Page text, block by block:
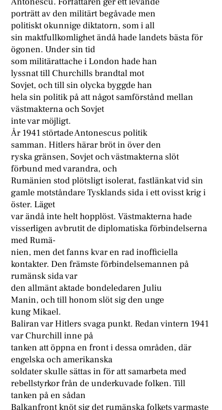
porträtt av den militärt begåvade men
politiskt okunnige diktatorn, som i all
sin maktfullkomlighet ändå hade landets bästa för
ögonen. Under sin tid
som militärattache i London hade han
lyssnat till Churchills brandtal mot
Sovjet, och till sin olycka byggde han
hela sin politik på att något samförstånd mellan
västmakterna och Sovjet
inte var möjligt.
År 1941 störtade Antonescus politik
samman. Hitlers härar bröt in över den
ryska gränsen, Sovjet och västmakterna slöt
förbund med varandra, och
Rumänien stod plötsligt isolerat, fastlänkat vid sin
gamle motståndare Tysklands sida i ett ovisst krig i
öster. Läget
var ändå inte helt hopplöst. Västmakterna hade
visserligen avbrutit de diplomatiska förbindelserna
med Rumä-
nien, men det fanns kvar en rad inofficiella
kontakter. Den främste förbindelsemannen på
rumänsk sida var
den allmänt aktade bondeledaren Juliu
Manin, och till honom slöt sig den unge
kung Mikael.
Baliran var Hitlers svaga punkt. Redan vintern 1941
var Churchill inne på
tanken att öppna en front i dessa områden, där
engelska och amerikanska
soldater skulle sättas in för att samarbeta med
rebellstyrkor från de underkuvade folken. Till
tanken på en sådan
Balkanfront knöt sig det rumänska folkets varmaste